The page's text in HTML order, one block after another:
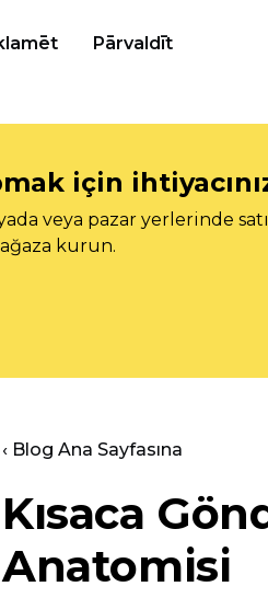
Pārvaldīt
için
veya pazar yerlerinde
kurun.
‹ Blog Ana Sayfasına
Kısaca
Anatomisi